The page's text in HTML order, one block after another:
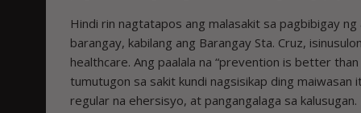
Hindi rin nagtatapos ang malasakit sa pagbibigay
barangay, kabilang ang Barangay Sta. Cruz,
healthcare. Ang paalala na “prevention is better
tumutugon sa sakit kundi nagsisikap ding
regular na ehersisyo, at pangangalaga sa